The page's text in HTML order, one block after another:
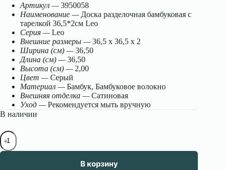
Артикул —3950058
Наименование — Доска разделочная бамбуковая с
тарелкой 36,5*2см Leo
Серия —Leo
Внешние размеры —36,5 x 36,5 x 2
Ширина (см) —36,50
Длина (см) —36,50
Высота (см) — 2,00
Цвет —Серый
Материал —Бамбук, Бамбуковое волокно
Внешняя отделка —Сатиновая
Уход —Рекомендуется мыть вручную
В наличии
Количество
товара
Доска
В корзину